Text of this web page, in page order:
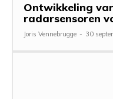
Ontwikkeling
radarsensoren
Joris Vennebrugge - 30